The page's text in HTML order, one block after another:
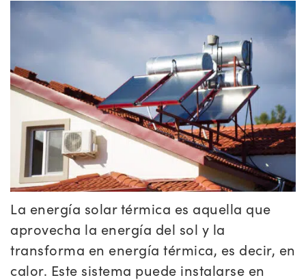
La energía solar térmica es aquella que
aprovecha la energía del sol y la
transforma en energía térmica, es decir, en
calor. Este sistema puede instalarse en